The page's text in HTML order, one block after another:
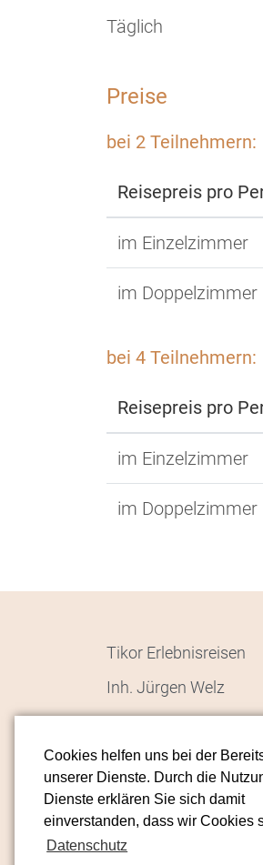
Cookies helfen uns bei der
unserer Dienste. Durch die
Dienste erklären Sie sich damit
einverstanden, dass wir Cookies
Datenschutz
Täglich
Preise
bei 2 Teilnehmern:
Reisepreis pro
im Einzelzimmer
im Doppelzimmer
bei 4 Teilnehmern:
Reisepreis pro
im Einzelzimmer
im Doppelzimmer
Tikor Erlebnisreisen
Inh. Jürgen Welz
Sonnenstr. 53
82205 Gilching
info(at)tikor.de